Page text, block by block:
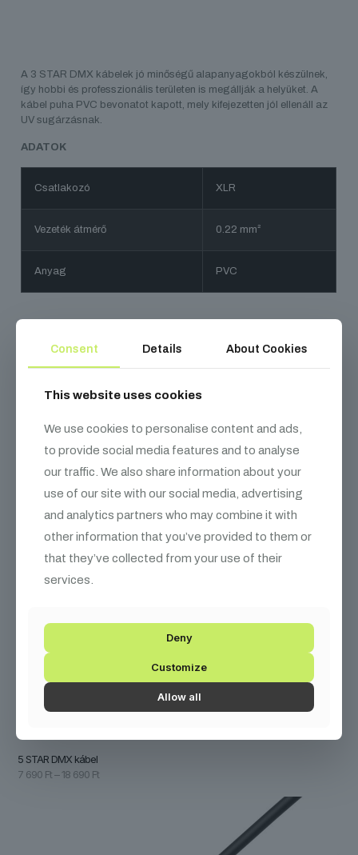
A 3 STAR DMX kábelek jó minőségű alapanyagokból készülnek,
így hobbi és professzionális területen is megállják a helyüket. A
kábel puha PVC bevonatot kapott, mely kifejezetten jól ellenáll az
UV sugárzásnak.
ADATOK
Csatlakozó XLR
Vezeték átmérő 0.22 mm²
Anyag PVC
Kapcsolódótermékek
5 STAR DMX kábel
7 690 Ft – 18 690 FtÁrtartomány:
Consent Details About Cookies
This website uses cookies
We use cookies to personalise content and ads,
to provide social media features and to analyse
our traffic. We also share information about your
use of our site with our social media, advertising
and analytics partners who may combine it with
other information that you’ve provided to them or
that they’ve collected from your use of their
services.
Deny
Customize
Allow all